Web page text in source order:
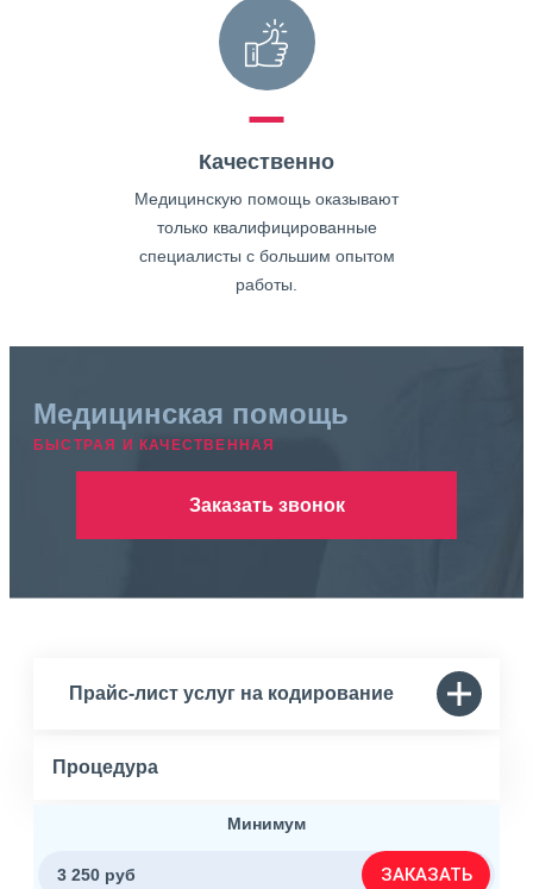
Качественно
Медицинскую помощь оказывают
только квалифицированные
специалисты с большим опытом
работы.
Медицинская помощь
БЫСТРАЯ И КАЧЕСТВЕННАЯ
Заказать звонок
Прайс-лист услуг на кодирование
Процедура
Минимум
3 250 руб ЗАКАЗАТЬ